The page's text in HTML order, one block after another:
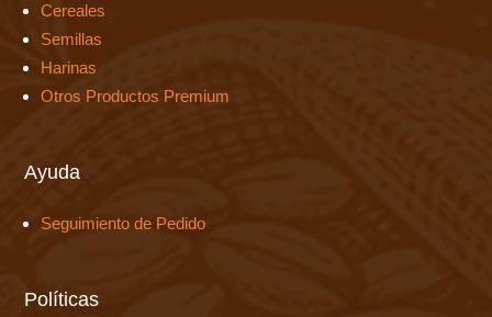
Cereales
Semillas
Harinas
Otros Productos Premium
Ayuda
Seguimiento de Pedido
Políticas